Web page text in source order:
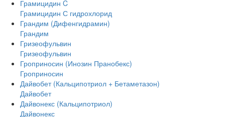
Грамицидин C
Грамицидин С гидрохлорид
Грандим (Дифенгидрамин)
Грандим
Гризеофульвин
Гризеофульвин
Гроприносин (Инозин Пранобекс)
Гроприносин
Дайвобет (Кальципотриол + Бетаметазон)
Дайвобет
Дайвонекс (Кальципотриол)
Дайвонекс